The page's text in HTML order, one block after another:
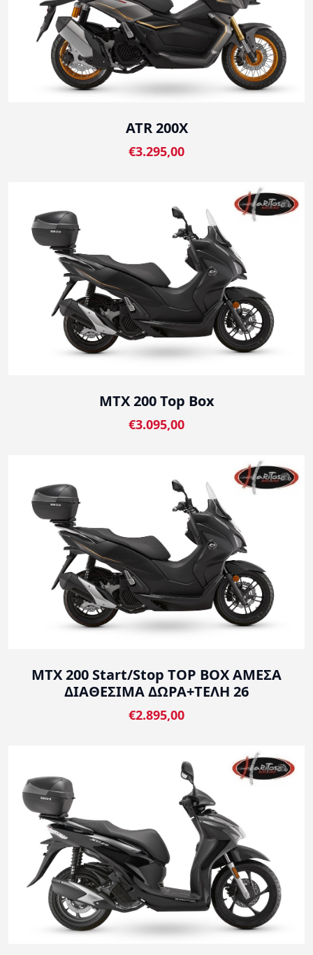
ATR 200X
€3.295,00
MTX 200 Top Box
€3.095,00
MTX 200 Start/Stop TOP BOX ΑΜΕΣΑ
ΔΙΑΘΕΣΙΜΑ ΔΩΡΑ+ΤΕΛΗ 26
€2.895,00